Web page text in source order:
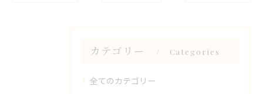
カテゴリー Categories
全てのカテゴリー